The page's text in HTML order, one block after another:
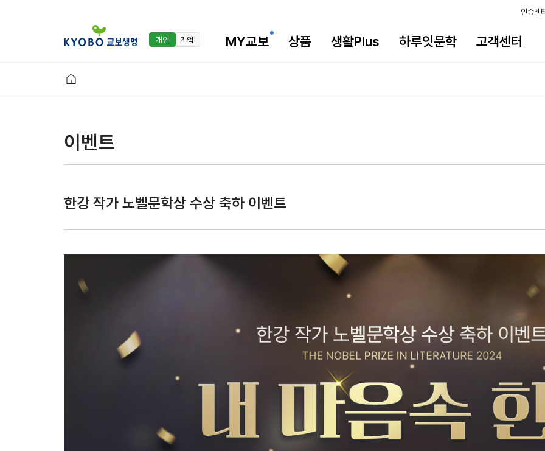
인증센
개인 기업 MY교보 상품 생활Plus 하루잇문학 고객센터
이벤트
한강 작가 노벨문학상 수상 축하 이벤트